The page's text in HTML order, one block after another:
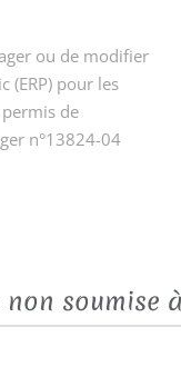
ou de modifier
(ERP) pour les
de
n°13824-04
soumise